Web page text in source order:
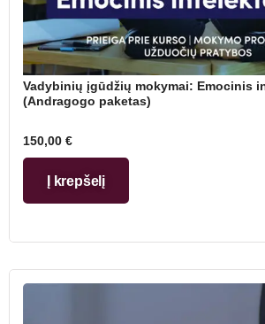
Vadybinių įgūdžių mokymai: Emocinis
(Andragogo paketas)
150,00 €
Į krepšelį